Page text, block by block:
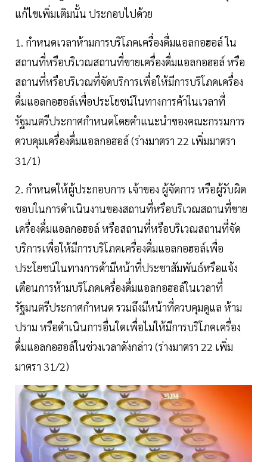
แก้ไขเพิ่มเติมนั้น ประกอบไปด้วย
1. กำหนดเวลาห้ามการบริโภคเครื่องดื่มแอลกอฮอล์ ใน
สถานที่หรือบริเวณสถานที่ขายเครื่องดื่มแอลกอฮอล์ หรือ
สถานที่หรือบริเวณที่จัดบริการเพื่อให้มีการบริโภคเครื่อง
ดื่มแอลกอฮอล์เพื่อประโยชน์ในทางการค้าในเวลาที่
รัฐมนตรีประกาศกำหนดโดยคำแนะนำของคณะกรรมการ
ควบคุมเครื่องดื่มแอลกอฮอล์ (ร่างมาตรา 22 เพิ่มมาตรา
31/1)
2. กำหนดให้ผู้ประกอบการ เจ้าของ ผู้จัดการ หรือผู้รับผิด
ชอบในการดำเนินงานของสถานที่หรือบริเวณสถานที่ขาย
เครื่องดื่มแอลกอฮอล์ หรือสถานที่หรือบริเวณสถานที่จัด
บริการเพื่อให้มีการบริโภคเครื่องดื่มแอลกอฮอล์เพื่อ
ประโยชน์ในทางการค้ามีหน้าที่ประชาสัมพันธ์หรือแจ้ง
เตือนการห้ามบริโภคเครื่องดื่มแอลกอฮอล์ในเวลาที่
รัฐมนตรีประกาศกำหนด รวมถึงมีหน้าที่ควบคุมดูแล ห้าม
ปราม หรือดำเนินการอื่นใดเพื่อไม่ให้มีการบริโภคเครื่อง
ดื่มแอลกอฮอล์ในช่วงเวลาดังกล่าว (ร่างมาตรา 22 เพิ่ม
มาตรา 31/2)